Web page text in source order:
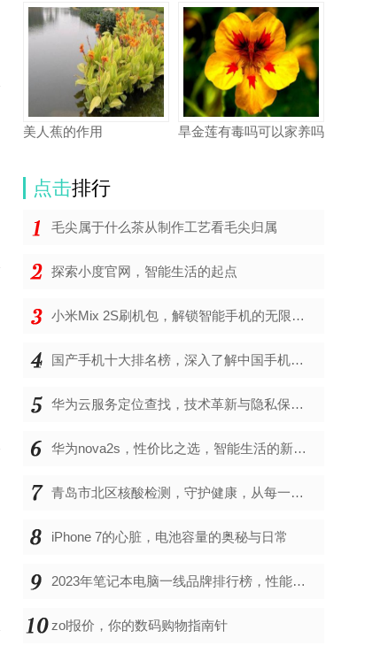
美人蕉的作用 旱金莲有毒吗可以家养吗
点击排行
毛尖属于什么茶从制作工艺看毛尖归属
探索小度官网，智能生活的起点
小米Mix 2S刷机包，解锁智能手机的无限可能
国产手机十大排名榜，深入了解中国手机市场的佼佼者
华为云服务定位查找，技术革新与隐私保护的双重奏
华为nova2s，性价比之选，智能生活的新伙伴
青岛市北区核酸检测，守护健康，从每一次检测开始
iPhone 7的心脏，电池容量的奥秘与日常
2023年笔记本电脑一线品牌排行榜，性能、创新与用户满意度的综合考量
zol报价，你的数码购物指南针